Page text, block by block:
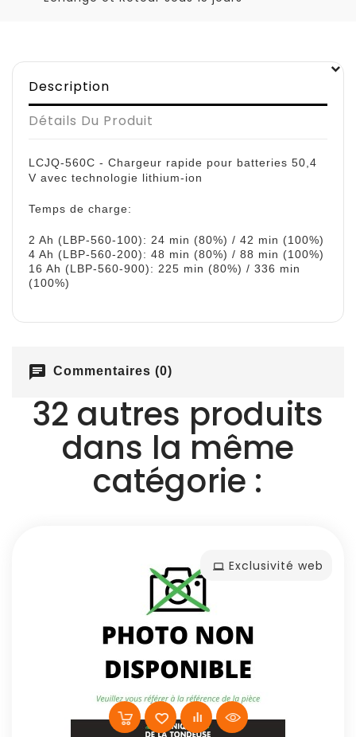
Description
Détails Du Produit
LCJQ-560C - Chargeur rapide pour batteries 50,4
V avec technologie lithium-ion
Temps de charge:
2 Ah (LBP-560-100): 24 min (80%) / 42 min (100%)
4 Ah (LBP-560-200): 48 min (80%) / 88 min (100%)
16 Ah (LBP-560-900): 225 min (80%) / 336 min
(100%)
chat Commentaires (0)
32 autres produits
dans la même
catégorie :
Exclusivité web